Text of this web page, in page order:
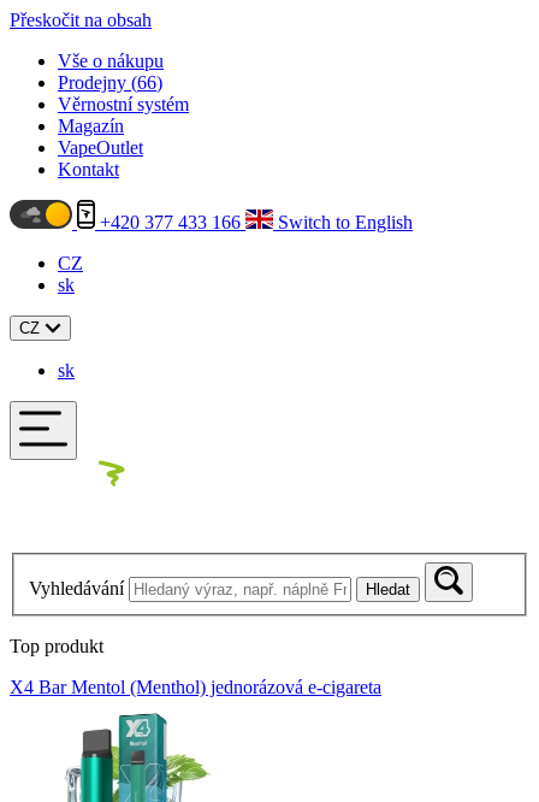
Přeskočit na obsah
Vše o nákupu
Prodejny (66)
Věrnostní systém
Magazín
VapeOutlet
Kontakt
+420 377 433 166
Switch to English
CZ
sk
CZ
sk
Vyhledávání Hledat
Top produkt
X4 Bar Mentol (Menthol) jednorázová e-cigareta